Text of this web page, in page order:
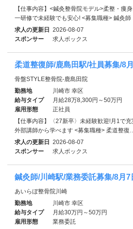
【仕事内容】<鍼灸整骨院モデル>柔整・痩
一研修で未経験でも安心! <募集職種> 鍼灸師
求人の更新日 2026-08-07
スポンサー
求人ボックス
柔道整復師/鹿島田駅/社員募集/8
骨盤STYLE整骨院-鹿島田院
勤務地
川崎市 幸区
給与タイプ
月給28万8,300円～50万円
雇用形態
正社員
【仕事内容】〈27新卒〉未経験歓迎!月1で
外部講師から学べます <募集職種> 柔道整復…
求人の更新日 2026-08-07
スポンサー
求人ボックス
鍼灸師/川崎駅/業務委託募集/8月7
あいらぼ整骨院川崎
勤務地
川崎市 幸区
給与タイプ
月給30万円～50万円
雇用形態
業務委託